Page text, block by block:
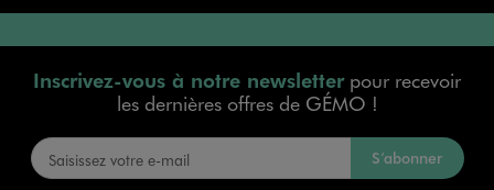
Inscrivez-vous à notre newsletterpour recevoir
les dernières offres de GÉMO !
S’abonner